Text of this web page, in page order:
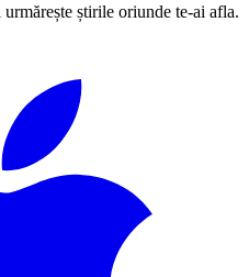
știrile oriunde te-ai afla.